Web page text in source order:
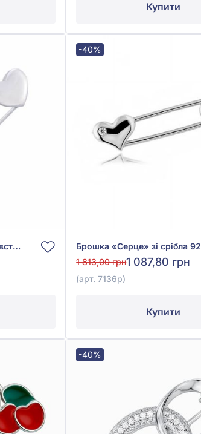
Купити
Шпилька зі срібла 925° без вставки, арт. 7160р
-40%
1 813,00 грн1 087,80 грн
(арт. 7136р)
Купити
-40%